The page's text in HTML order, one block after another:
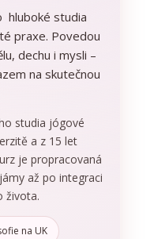
hluboké studia
praxe. Povedou
dechu i mysli –
na skutečnou
studia jógové
a z 15 let
je propracovaná
až po integraci
života.
na UK